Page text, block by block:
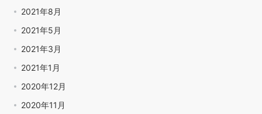
2021年8月
2021年5月
2021年3月
2021年1月
2020年12月
2020年11月